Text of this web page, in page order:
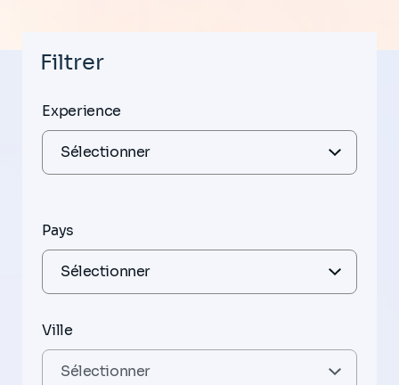
Filtrer
Experience
Pays
Ville